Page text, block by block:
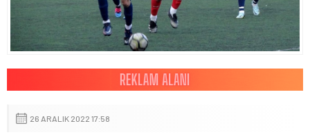
26 ARALIK 2022 17:58